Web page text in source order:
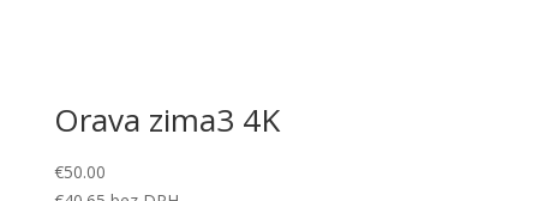
Orava zima3 4K
€50.00